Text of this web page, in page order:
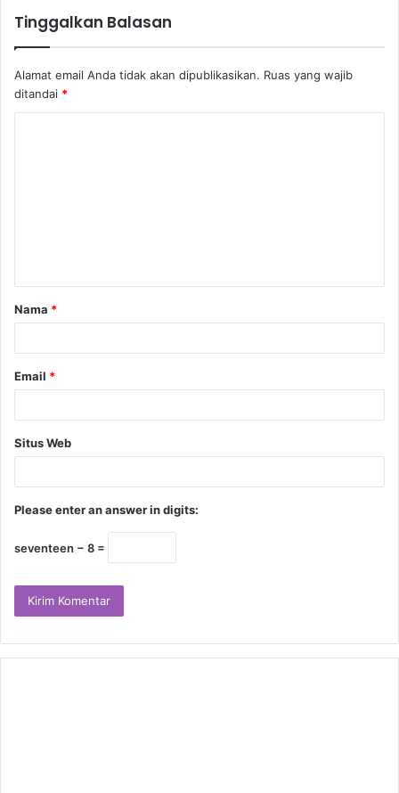
Tinggalkan Balasan
Alamat email Anda tidak akan dipublikasikan. Ruas yang wajib
ditandai *
Nama *
Email *
Situs Web
Please enter an answer in digits:
seventeen − 8 =